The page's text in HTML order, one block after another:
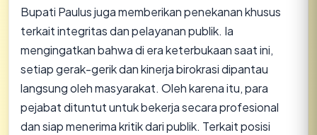
​Bupati Paulus juga memberikan penekanan khusus
terkait integritas dan pelayanan publik. Ia
mengingatkan bahwa di era keterbukaan saat ini,
setiap gerak-gerik dan kinerja birokrasi dipantau
langsung oleh masyarakat. Oleh karena itu, para
pejabat dituntut untuk bekerja secara profesional
dan siap menerima kritik dari publik. Terkait posisi